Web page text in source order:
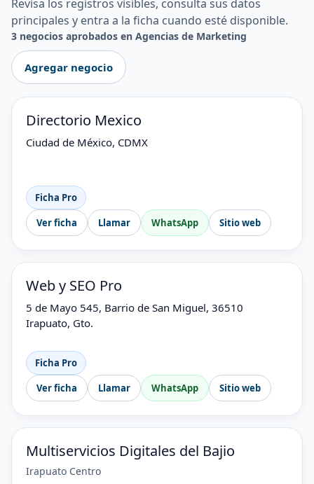
Revisa los registros visibles, consulta sus datos
principales y entra a la ficha cuando esté disponible.
3 negocios aprobados en Agencias de Marketing
Agregar negocio
Directorio Mexico
Ciudad de México, CDMX
Ficha Pro
Ver ficha
Llamar WhatsApp Sitio web
Web y SEO Pro
5 de Mayo 545, Barrio de San Miguel, 36510
Irapuato, Gto.
Ficha Pro
Ver ficha
Llamar WhatsApp Sitio web
Multiservicios Digitales del Bajio
Irapuato Centro